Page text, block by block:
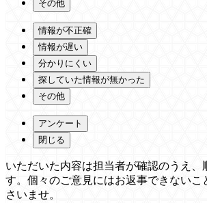
その他
情報が不正確
情報が遅い
分かりにくい
探していた情報が無かった
その他
アンケート
閉じる
いただいた内容は担当者が確認のうえ、
す。個々のご意見にはお返事できないこ
さいませ。